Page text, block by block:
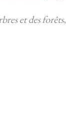
et des forêts,